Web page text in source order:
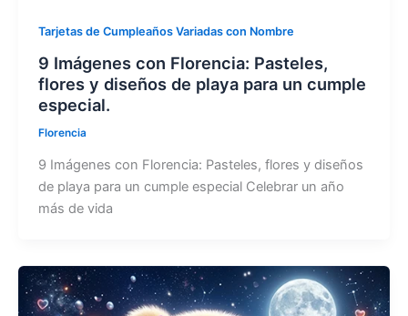
Tarjetas de Cumpleaños Variadas con Nombre
9 Imágenes con Florencia: Pasteles,
flores y diseños de playa para un cumple
especial.
Florencia
9 Imágenes con Florencia: Pasteles, flores y diseños
de playa para un cumple especial Celebrar un año
más de vida